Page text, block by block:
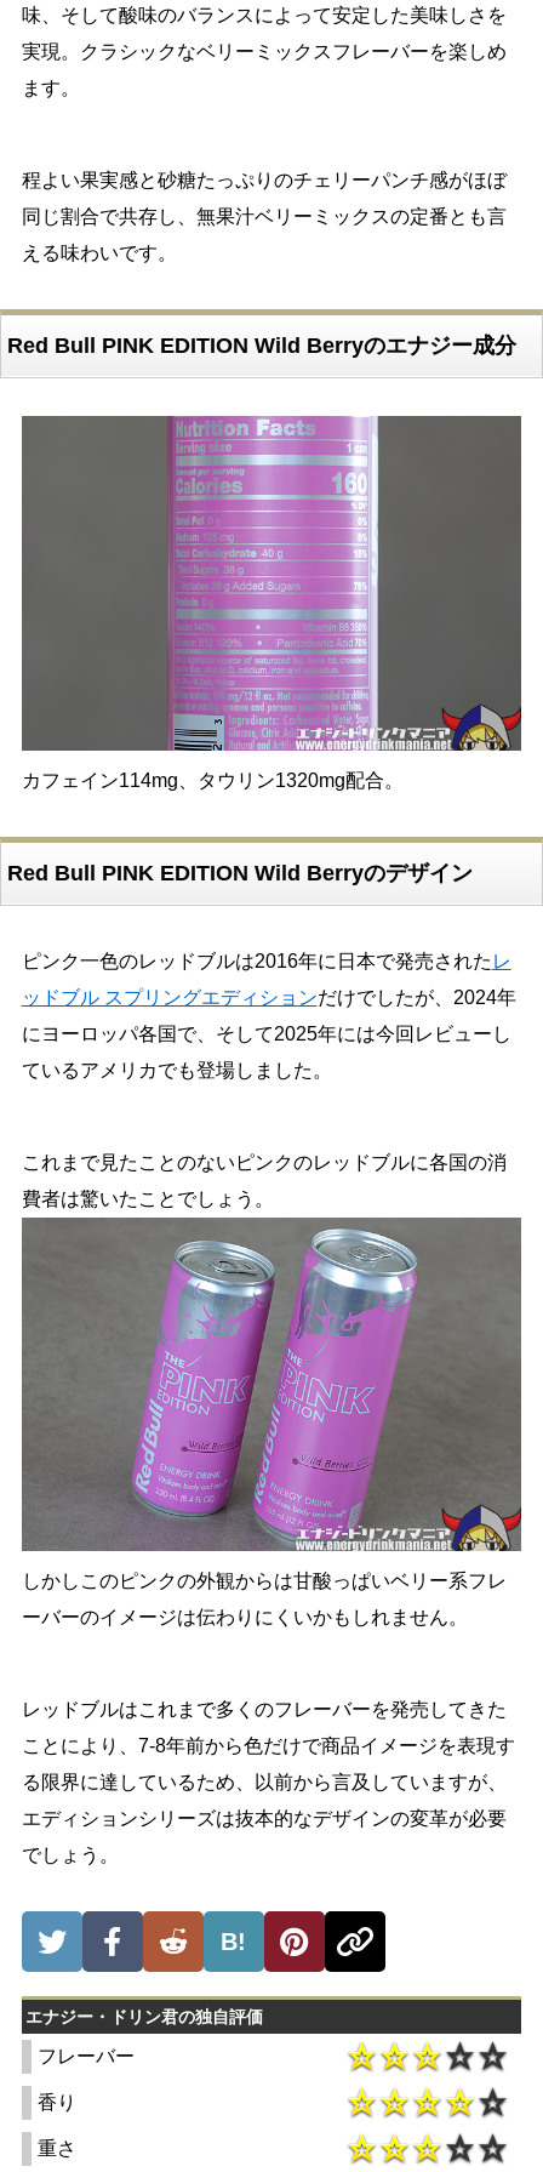
味、そして酸味のバランスによって安定した美味しさを
実現。クラシックなベリーミックスフレーバーを楽しめ
ます。
程よい果実感と砂糖たっぷりのチェリーパンチ感がほぼ
同じ割合で共存し、無果汁ベリーミックスの定番とも言
える味わいです。
Red Bull PINK EDITION Wild Berryのエナジー成分
カフェイン114mg、タウリン1320mg配合。
Red Bull PINK EDITION Wild Berryのデザイン
ピンク一色のレッドブルは2016年に日本で発売された レ
ッドブル スプリングエディションだけでしたが、2024年
にヨーロッパ各国で、そして2025年には今回レビューし
ているアメリカでも登場しました。
これまで見たことのないピンクのレッドブルに各国の消
費者は驚いたことでしょう。
しかしこのピンクの外観からは甘酸っぱいベリー系フレ
ーバーのイメージは伝わりにくいかもしれません。
レッドブルはこれまで多くのフレーバーを発売してきた
ことにより、7-8年前から色だけで商品イメージを表現す
る限界に達しているため、以前から言及していますが、
エディションシリーズは抜本的なデザインの変革が必要
でしょう。
B!
エナジー・ドリン君の独自評価
フレーバー
香り
重さ